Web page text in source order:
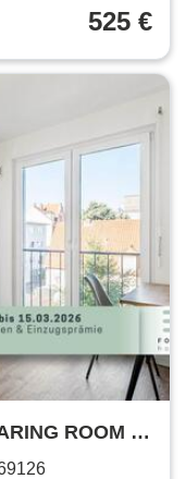
525 €
ROOM IN
student